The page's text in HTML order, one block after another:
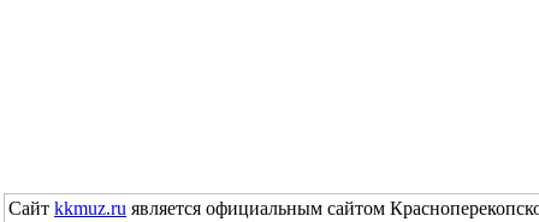
Сайт kkmuz.ru является официальным сайтом